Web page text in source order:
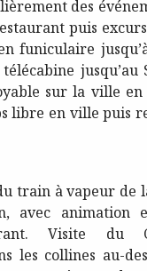
des
puis
funiculaire
jusqu’au
sur la ville
libre en ville puis
train à vapeur de
avec animation
Visite du
les collines au-